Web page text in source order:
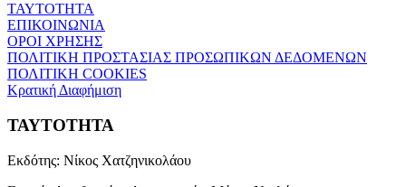
ΤΑΥΤΟΤΗΤΑ
ΕΠΙΚΟΙΝΩΝΙΑ
ΟΡΟΙ ΧΡΗΣΗΣ
ΠΟΛΙΤΙΚΗ ΠΡΟΣΤΑΣΙΑΣ ΠΡΟΣΩΠΙΚΩΝ ΔΕΔΟΜΕΝΩΝ
ΠΟΛΙΤΙΚΗ COOKIES
Κρατική Διαφήμιση
ΤΑΥΤΟΤΗΤΑ
Εκδότης: Νίκος Χατζηνικολάου